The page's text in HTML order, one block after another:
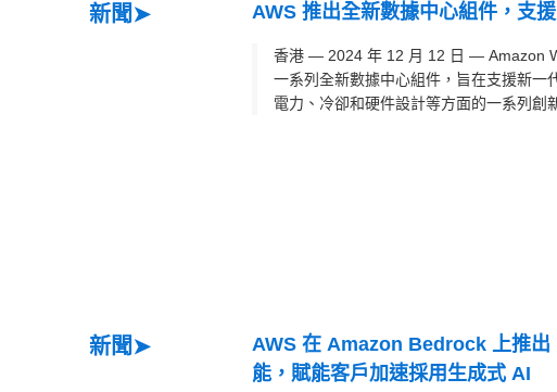
新聞➤ AWS 推出全新數據中心組件，支
香港 — 2024 年 12 月 12 日 — Amazon
一系列全新數據中心組件，旨在支援新一
電力、冷卻和硬件設計等方面的一系列創
新聞➤
AWS 在 Amazon Bedrock 上推出
能，賦能客戶加速採用生成式 AI